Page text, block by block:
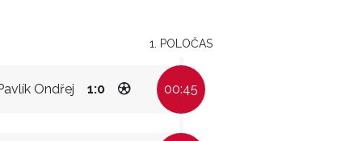
1. POLOČAS
Ondřej 1:0 00:45